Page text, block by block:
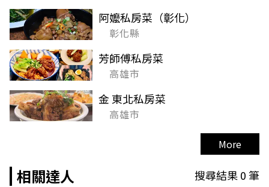
阿嬤私房菜（彰化）
彰化縣
芳師傅私房菜
高雄市
金 東北私房菜
高雄市
More
相關達人 搜尋結果0筆